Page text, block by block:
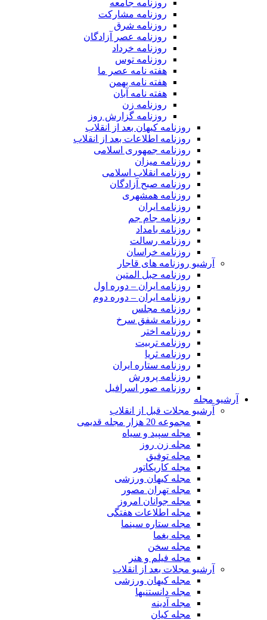
روزنامه جامعه
روزنامه مشارکت
روزنامه شرق
روزنامه عصر آزادگان
روزنامه خرداد
روزنامه توس
هفته نامه عصر ما
هفته نامه بهمن
هفته نامه آبان
روزنامه زن
روزنامه گزارش روز
روزنامه کیهان بعد از انقلاب
روزنامه اطلاعات بعد از انقلاب
روزنامه جمهوری اسلامی
روزنامه میزان
روزنامه انقلاب اسلامی
روزنامه صبح آزادگان
روزنامه همشهری
روزنامه ایران
روزنامه جام جم
روزنامه بامداد
روزنامه رسالت
روزنامه خراسان
آرشیو روزنامه های قاجار
روزنامه حبل المتین
روزنامه ایران – دوره اول
روزنامه ایران – دوره دوم
روزنامه مجلس
روزنامه شفق سرخ
روزنامه اختر
روزنامه تربیت
روزنامه ثریا
روزنامه ستاره ایران
روزنامه پرورش
روزنامه صور اسرافیل
آرشیو مجله
آرشیو مجلات قبل از انقلاب
مجموعه 20 هزار مجله قدیمی
مجله سپید و سیاه
مجله زن روز
مجله توفیق
مجله کاریکاتور
مجله کیهان ورزشی
مجله تهران مصور
مجله جوانان امروز
مجله اطلاعات هفتگی
مجله ستاره سینما
مجله یغما
مجله سخن
مجله فیلم و هنر
آرشیو مجلات بعد از انقلاب
مجله کیهان ورزشی
مجله دانستنیها
مجله آدینه
مجله کیان